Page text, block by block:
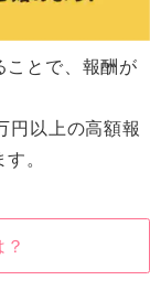
ことで、報酬が
円以上の高額報
。